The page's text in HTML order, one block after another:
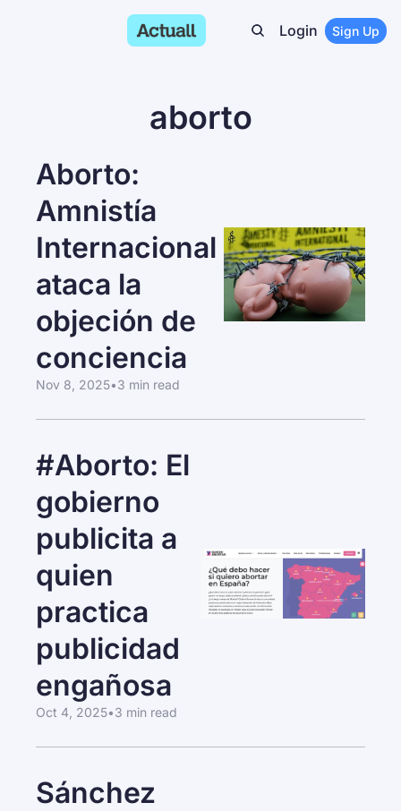
Login Sign Up
aborto
Aborto:
Amnistía
Internacional
ataca la
objeción de
conciencia
Nov 8, 2025•3 min read
#Aborto: El
gobierno
publicita a
quien
practica
publicidad
engañosa
Oct 4, 2025•3 min read
Sánchez